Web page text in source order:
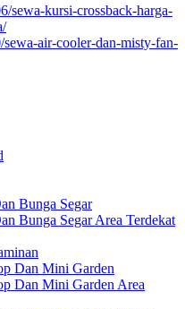
sewa-kursi-crossback-harga-
air-cooler-dan-misty-fan-
Bunga Segar
Bunga Segar Area Terdekat
Dan Mini Garden
Dan Mini Garden Area